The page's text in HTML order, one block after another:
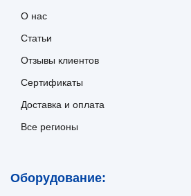
О нас
Статьи
Отзывы клиентов
Сертификаты
Доставка и оплата
Все регионы
Оборудование: